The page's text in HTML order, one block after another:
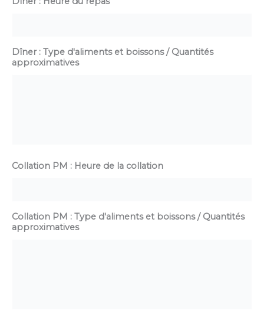
Dîner : Type d'aliments et boissons / Quantités
approximatives
Collation PM : Heure de la collation
Collation PM : Type d'aliments et boissons / Quantités
approximatives